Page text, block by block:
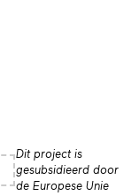
Dit project is
gesubsidieerd door
de Europese Unie